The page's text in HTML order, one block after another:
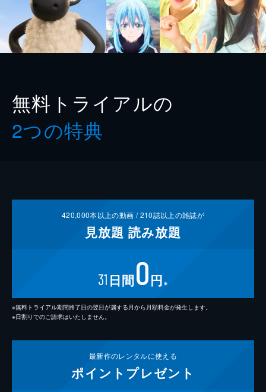
無料トライアルの
2つの特典
420,000本以上の動画 /210誌以上の雑誌が
見放題 読み放題
31 日間0円 ※
※無料トライアル期間終了日の翌日が属する月から月額料金が発生します。
※日割りでのご請求はいたしません。
最新作のレンタルに使える
ポイント プレゼント